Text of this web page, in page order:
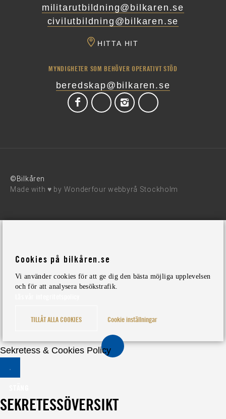
militarutbildning@bilkaren.se
civilutbildning@bilkaren.se
HITTA HIT
MYNDIGHETER SOM BEHÖVER OPERATIVT STÖD
beredskap@bilkaren.se
©Bilkåren
Made with ♥ by Wonderfour webbyrå Stockholm
Cookies på bilkåren.se
Vi använder cookies för att ge dig den bästa möjliga upplevelsen
och för att analysera besökstrafik.
TILLÅT ALLA COOKIES Cookie inställningar
Sekretess & Cookies Policy
SEKRETESSÖVERSIKT